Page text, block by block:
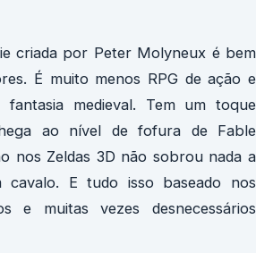
criada por Peter Molyneux é bem
É muito menos RPG de ação e
fantasia medieval. Tem um toque
ao nível de fofura de Fable
nos Zeldas 3D não sobrou nada a
cavalo. E tudo isso baseado nos
e muitas vezes desnecessários